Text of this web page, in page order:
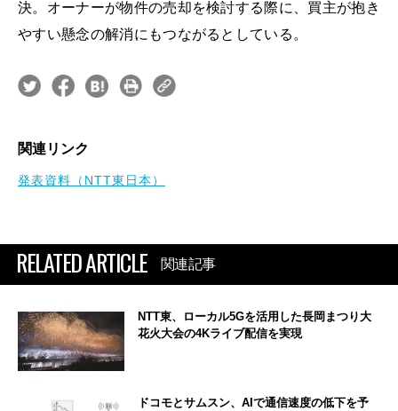
決。オーナーが物件の売却を検討する際に、買主が抱き
やすい懸念の解消にもつながるとしている。
関連リンク
発表資料（NTT東日本）
RELATED ARTICLE 関連記事
NTT東、ローカル5Gを活用した長岡まつり大
花火大会の4Kライブ配信を実現
ドコモとサムスン、AIで通信速度の低下を予